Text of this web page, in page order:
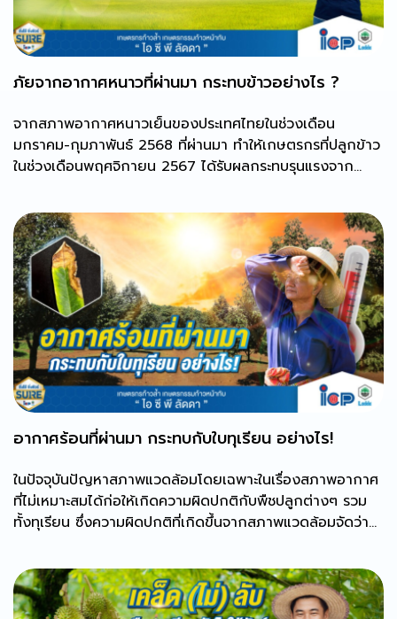
ภัยจากอากาศหนาวที่ผ่านมา กระทบข้าวอย่างไร ?
จากสภาพอากาศหนาวเย็นของประเทศไทยในช่วงเดือน
มกราคม-กุมภาพันธ์ 2568 ที่ผ่านมา ทำให้เกษตรกรที่ปลูกข้าว
ในช่วงเดือนพฤศจิกายน 2567 ได้รับผลกระทบรุนแรงจาก
อากาศร้อนที่ผ่านมา กระทบกับใบทุเรียน อย่างไร!
ในปัจจุบันปัญหาสภาพแวดล้อมโดยเฉพาะในเรื่องสภาพอากาศ
ที่ไม่เหมาะสมได้ก่อให้เกิดความผิดปกติกับพืชปลูกต่างๆ รวม
ทั้งทุเรียน ซึ่งความผิดปกติที่เกิดขึ้นจากสภาพแวดล้อมจัดว่า